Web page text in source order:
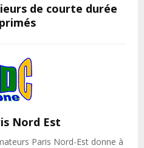
de courte durée
Nord Est
Paris Nord-Est donne à